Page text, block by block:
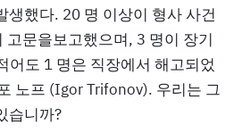
생했다. 20 명 이상이 형사 사건
고문을보고했으며, 3 명이 장기
어도 1 명은 직장에서 해고되었
노프 (Igor Trifonov). 우리는 그
습니까?